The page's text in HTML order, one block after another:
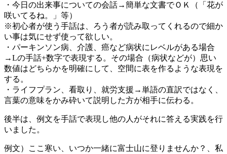
・今日の出来事についての会話→簡単な文書でＯＫ（「花が
咲いてるね。」等）
※初心者が使う手話は、ろう者が読み取ってくれるので細か
い事は気にせず使って欲しい。
・パーキンソン病、介護、癌など病状にレベルがある場合
→Lの手話+数字で表現する。その場合（病状などが）思い
数値はどちらかを明確にして、空間に表を作るような表現を
する。
・ライフプラン、看取り、就労支援→単語の直訳ではなく、
言葉の意味をかみ砕いて説明した方が相手に伝わる。
後半は、例文を手話で表現し他の人がそれに答える実践を行
いました。
例文）ここ寒い、いつか一緒に富士山に登りませんか？、私